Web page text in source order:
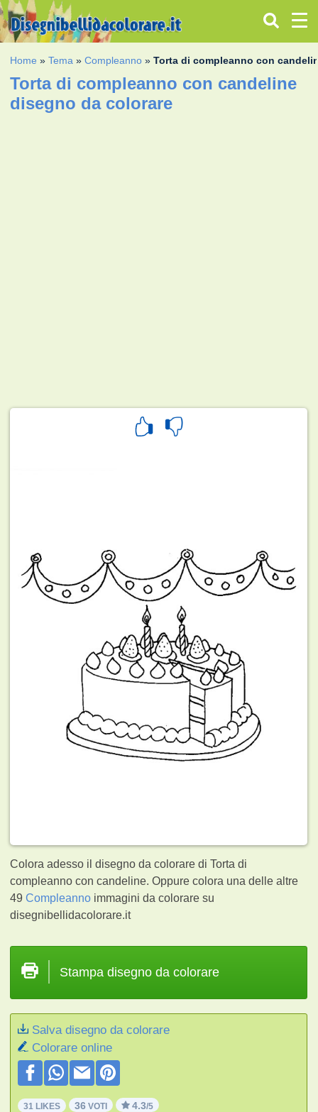
Home »Tema »Compleanno »Torta di compleanno con
Torta di compleanno con candeline
disegno da colorare
Colora adesso il disegno da colorare di Torta di
compleanno con candeline. Oppure colora una delle altre
49Compleanno immagini da colorare su
disegnibellidacolorare.it
Stampa disegno da colorare
Salva disegno da colorare
Colorare online
31 LIKES 36 VOTI 4.3/5